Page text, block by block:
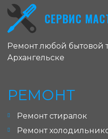
СЕРВИС
Ремонт любой бытовой
Архангельске
РЕМОНТ
Ремонт стиралок
Ремонт